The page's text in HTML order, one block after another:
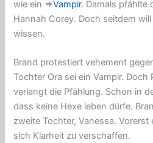
wie ein ⇒Vampir. Damals pfählte
Hannah Corey. Doch seitdem
wissen.
Brand protestiert vehement
Tochter Ora sei ein Vampir. Doch
verlangt die Pfählung. Schon in
dass keine Hexe leben dürfe.
zweite Tochter, Vanessa.
sich Klarheit zu verschaffen.